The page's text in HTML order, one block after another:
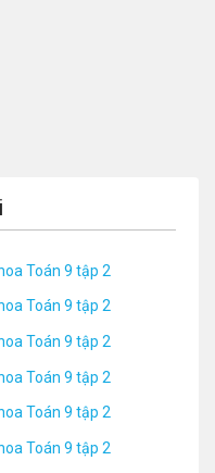
Toán 9 tập 2
Toán 9 tập 2
Toán 9 tập 2
Toán 9 tập 2
Toán 9 tập 2
Toán 9 tập 2